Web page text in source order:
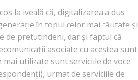
la iveală că, digitalizarea a dus
în topul celor mai căutate și
de pretutindeni, dar și faptul că
asociate cu acestea sunt
mai utilizate sunt serviciile de voce
urmat de serviciile de